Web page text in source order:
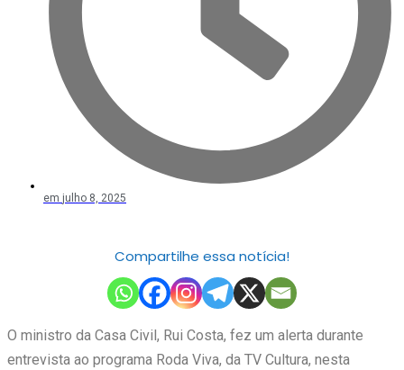
em julho 8, 2025
Compartilhe essa notícia!
O ministro da Casa Civil, Rui Costa, fez um alerta durante
entrevista ao programa Roda Viva, da TV Cultura, nesta